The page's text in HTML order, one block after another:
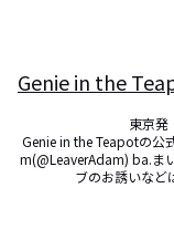
Genie in the
東京発
Genie in the Teapotの公
m(@LeaverAdam) ba.ま
ブのお誘いな